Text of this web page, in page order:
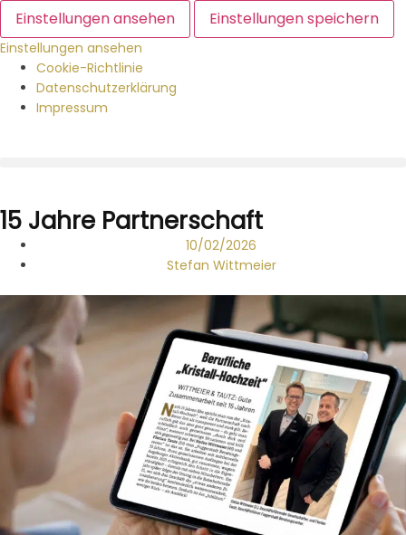
Einstellungen ansehen
Einstellungen speichern
Einstellungen ansehen
Cookie-Richtlinie
Datenschutzerklärung
Impressum
15 Jahre Partnerschaft
10/02/2026
Stefan Wittmeier